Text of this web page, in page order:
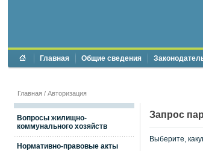
Главная Общие сведения
Главная / Авторизация
Вопросы жилищно-
коммунального хозяйств
Нормативно-правовые акты
Запрос
Выберите,